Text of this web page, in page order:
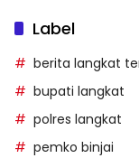
Label
berita langkat
bupati langkat
polres langkat
pemko binjai